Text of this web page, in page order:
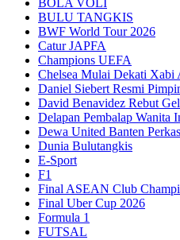
BULU TANGKIS
BWF World Tour 2026
Catur JAPFA
Champions UEFA
Chelsea Mulai Dekati Xabi
Daniel Siebert Resmi
David Benavidez Rebut
Delapan Pembalap Wanita
Dewa United Banten
Dunia Bulutangkis
E-Sport
F1
Final ASEAN Club
Final Uber Cup 2026
Formula 1
FUTSAL